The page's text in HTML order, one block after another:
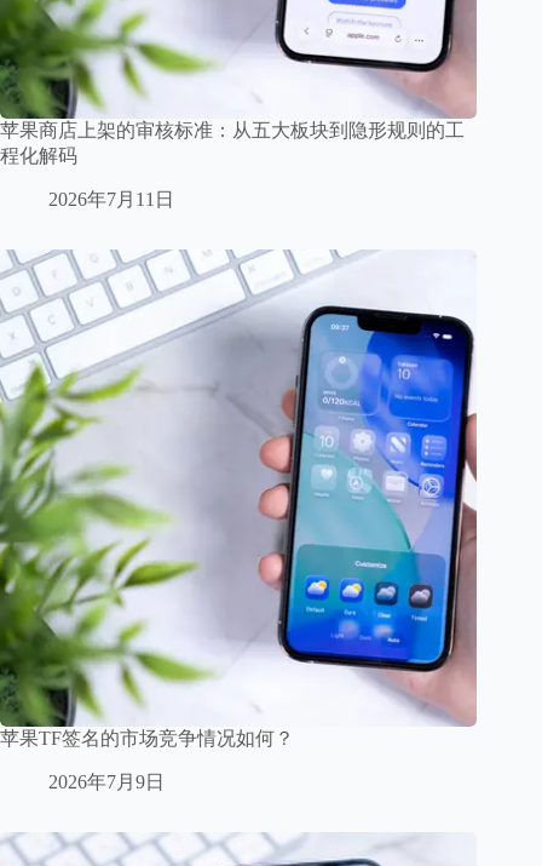
苹果商店上架的审核标准：从五大板块到隐形规则的工
程化解码
2026年7月11日
苹果TF签名的市场竞争情况如何？
2026年7月9日